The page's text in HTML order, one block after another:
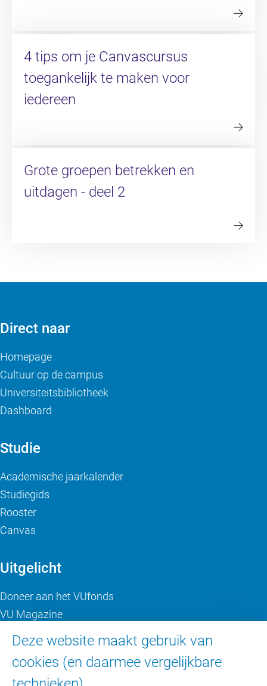
4 tips om je Canvascursus
toegankelijk te maken voor
iedereen
Grote groepen betrekken en
uitdagen - deel 2
Deze website maakt gebruik van
cookies (en daarmee vergelijkbare
Direct naar
Homepage
Cultuur op de campus
Universiteitsbibliotheek
Dashboard
Studie
Academische jaarkalender
Studiegids
Rooster
Canvas
Uitgelicht
Doneer aan het VUfonds
VU Magazine